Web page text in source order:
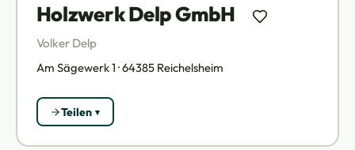
Holzwerk Delp GmbH
Volker Delp
Am Sägewerk 1 · 64385 Reichelsheim
Teilen